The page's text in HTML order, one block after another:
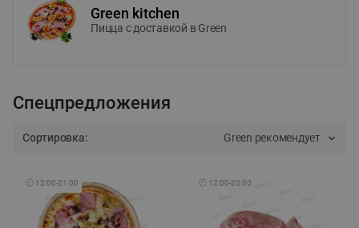
Green kitchen
Пицца c доставкой в Green
Спецпредложения
Сортировка: Green рекомендует
🕘 12:00-21:00 🕘 12:00-20:00